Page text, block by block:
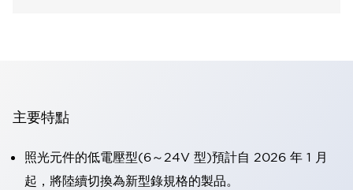
主要特點
照光元件的低電壓型(6～24V 型)預計自 2026 年 1 月
起，將陸續切換為新型錄規格的製品。